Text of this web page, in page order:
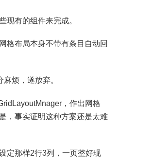
现有的组件来完成。
格布局本身不带有条目自动回
烦，遂放弃。
，作出网格
，事实证明这种方案还是太难
定那样2行3列，一页整好现